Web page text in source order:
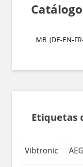
MB_(DE-EN-
Etiquetas
Vibtronic